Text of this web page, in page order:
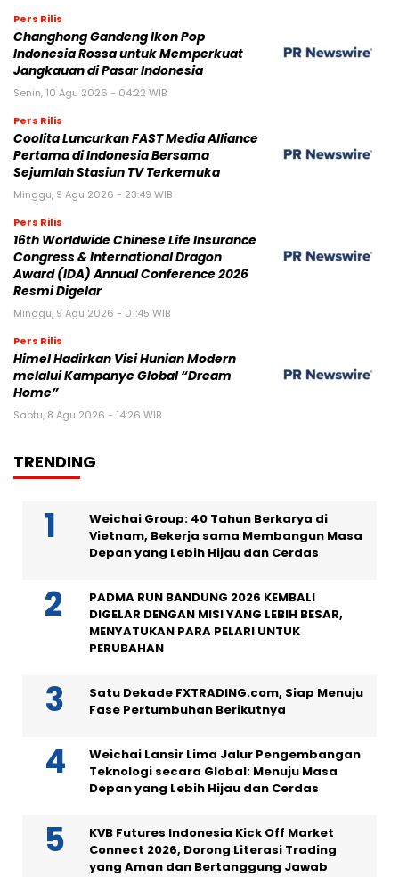
Pers Rilis
Changhong Gandeng Ikon Pop
Indonesia Rossa untuk Memperkuat
Jangkauan di Pasar Indonesia
Senin, 10 Agu 2026 - 04:22 WIB
Pers Rilis
Coolita Luncurkan FAST Media Alliance
Pertama di Indonesia Bersama
Sejumlah Stasiun TV Terkemuka
Minggu, 9 Agu 2026 - 23:49 WIB
Pers Rilis
16th Worldwide Chinese Life Insurance
Congress & International Dragon
Award (IDA) Annual Conference 2026
Resmi Digelar
Minggu, 9 Agu 2026 - 01:45 WIB
Pers Rilis
Himel Hadirkan Visi Hunian Modern
melalui Kampanye Global “Dream
Home”
Sabtu, 8 Agu 2026 - 14:26 WIB
TRENDING
Weichai Group: 40 Tahun Berkarya di
Vietnam, Bekerja sama Membangun Masa
Depan yang Lebih Hijau dan Cerdas
PADMA RUN BANDUNG 2026 KEMBALI
DIGELAR DENGAN MISI YANG LEBIH BESAR,
MENYATUKAN PARA PELARI UNTUK
PERUBAHAN
Satu Dekade FXTRADING.com, Siap Menuju
Fase Pertumbuhan Berikutnya
Weichai Lansir Lima Jalur Pengembangan
Teknologi secara Global: Menuju Masa
Depan yang Lebih Hijau dan Cerdas
KVB Futures Indonesia Kick Off Market
Connect 2026, Dorong Literasi Trading
yang Aman dan Bertanggung Jawab